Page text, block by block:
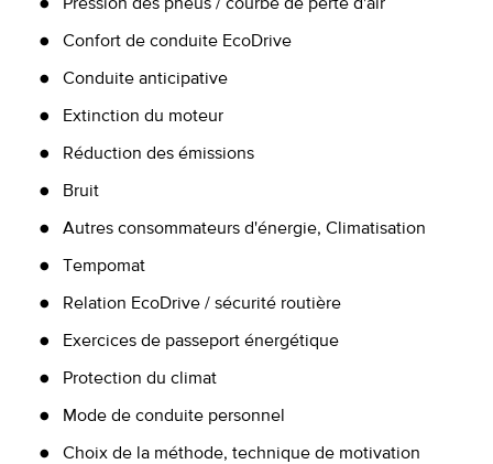
Pression des pneus / courbe de perte d'air
Confort de conduite EcoDrive
Conduite anticipative
Extinction du moteur
Réduction des émissions
Bruit
Autres consommateurs d'énergie, Climatisation
Tempomat
Relation EcoDrive / sécurité routière
Exercices de passeport énergétique
Protection du climat
Mode de conduite personnel
Choix de la méthode, technique de motivation